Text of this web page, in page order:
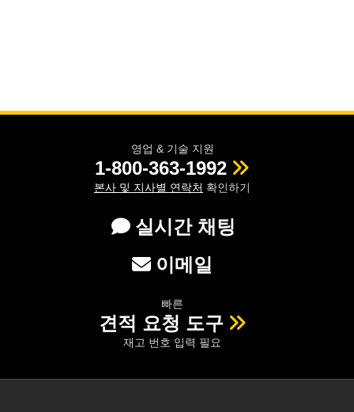
영업 & 기술 지원
1-800-363-1992
본사 및 지사별 연락처 확인하기
실시간 채팅
이메일
빠른
견적 요청 도구
재고 번호 입력 필요